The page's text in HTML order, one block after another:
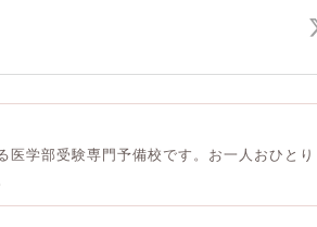
学部受験専門予備校です。お一人おひとり